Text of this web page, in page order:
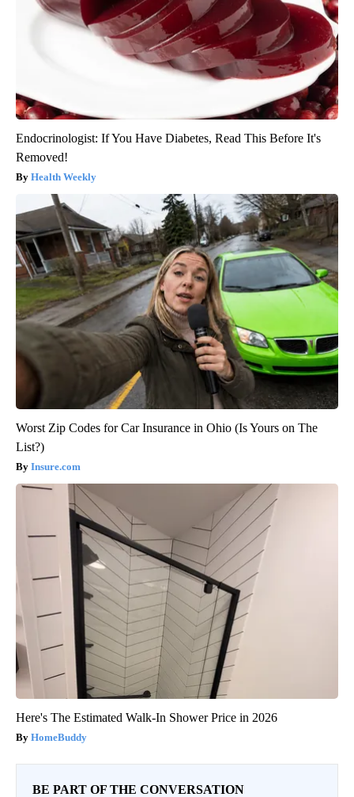
Endocrinologist: If You Have Diabetes, Read This Before It's
Removed!
Health Weekly
Worst Zip Codes for Car Insurance in Ohio (Is Yours on The
List?)
Insure.com
Here's The Estimated Walk-In Shower Price in 2026
HomeBuddy
BE PART OF THE CONVERSATION